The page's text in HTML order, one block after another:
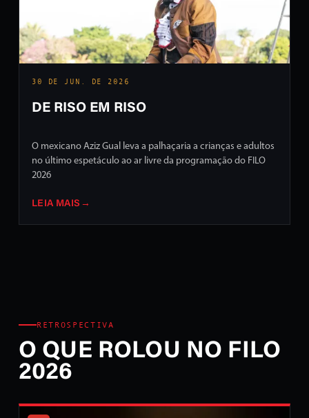
30 DE JUN. DE 2026
DE RISO EM RISO
O mexicano Aziz Gual leva a palhaçaria a crianças e adultos
no último espetáculo ao ar livre da programação do FILO
2026
LEIA MAIS →
RETROSPECTIVA
O QUE ROLOU NO FILO
2026